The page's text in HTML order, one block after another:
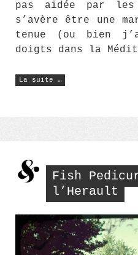
pas aidée par les
s’avère être une
tenue (ou bien
doigts dans la
La suite …
« Mauvaises
résolutions »
Fish
l’Herault